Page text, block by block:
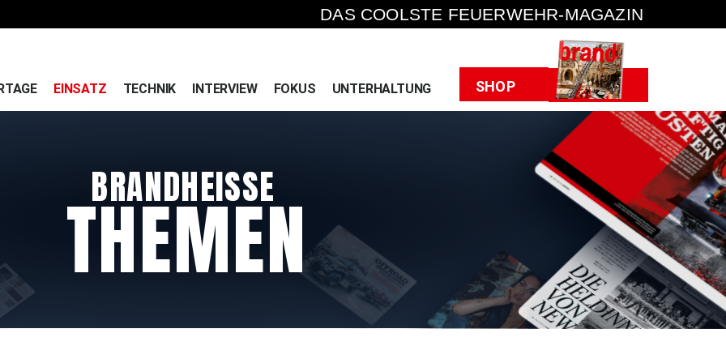
DAS COOLSTE FEUERWEHR-MAGAZIN
EINSATZ TECHNIK INTERVIEW FOKUS UNTERHALTUNG SHOP Heft
THEMEN
BRANDHEISSE